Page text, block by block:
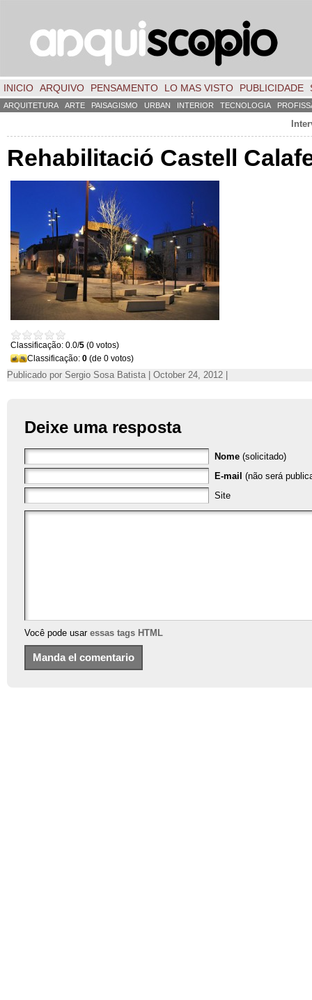
INICIO ARQUIVO PENSAMENTO LO MAS VISTO PUBLICIDADE
ARQUITETURA ARTE PAISAGISMO URBAN INTERIOR TECNOLOGIA
Rehabilitació Castell
Classificação: 0.0/5 (0 votos)
Classificação: 0 (de 0 votos)
Publicado por Sergio Sosa Batista | October 24, 2012 |
Deixe uma resposta
Nome (solicitado)
E-mail (não será
Site
Você pode usar essas tags HTML